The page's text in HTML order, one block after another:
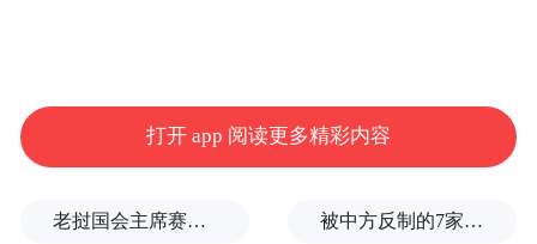
打开 app 阅读更多精彩内容
老挝国会主席赛宋蓬逝世 被中方反制的7家美国实体有何来头？